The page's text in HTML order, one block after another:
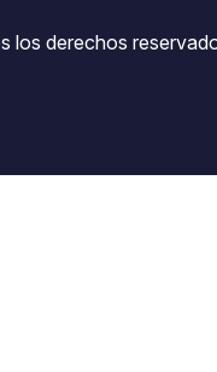
los derechos